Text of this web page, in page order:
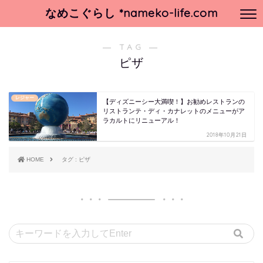
なめこぐらし *nameko-life.com
― TAG ―
ピザ
レジャー
【ディズニーシー大満喫！】お勧めレストランの
リストランテ・ディ・カナレットのメニューがア
ラカルトにリニューアル！
2018年10月21日
HOME タグ : ピザ